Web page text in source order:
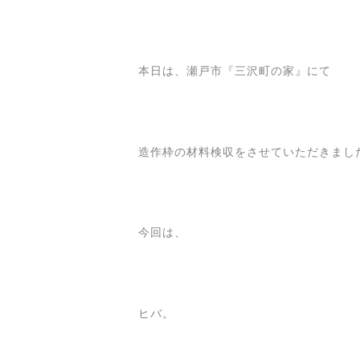
本日は、瀬戸市『三沢町の家』にて
造作枠の材料検収をさせていただきまし
今回は、
ヒバ。